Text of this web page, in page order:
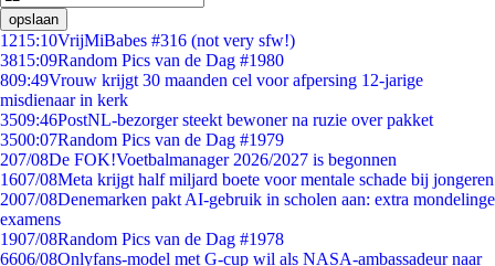
opslaan
1215:10VrijMiBabes #316 (not very sfw!)
3815:09Random Pics van de Dag #1980
809:49Vrouw krijgt 30 maanden cel voor afpersing 12-jarige
misdienaar in kerk
3509:46PostNL-bezorger steekt bewoner na ruzie over pakket
3500:07Random Pics van de Dag #1979
207/08De FOK!Voetbalmanager 2026/2027 is begonnen
1607/08Meta krijgt half miljard boete voor mentale schade bij jongeren
2007/08Denemarken pakt AI-gebruik in scholen aan: extra mondelinge
examens
1907/08Random Pics van de Dag #1978
6606/08Onlyfans-model met G-cup wil als NASA-ambassadeur naar